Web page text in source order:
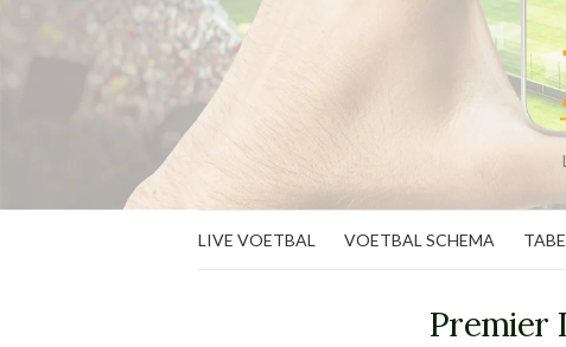
LIVE VOETBAL VOETBAL SCHEMA
Premier